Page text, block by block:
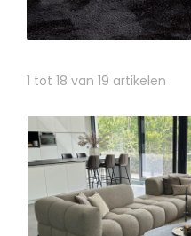
1 tot 18 van 19 artikelen